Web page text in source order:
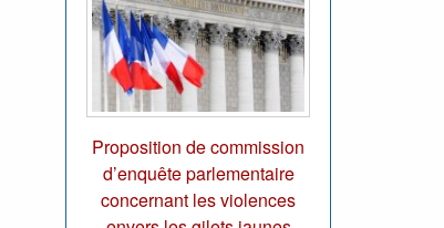
Proposition de commission
d’enquête parlementaire
concernant les violences